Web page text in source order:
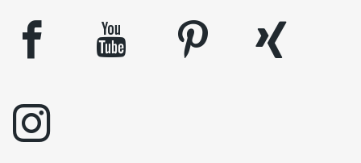
facebook youtube pinterest
xing
instagram